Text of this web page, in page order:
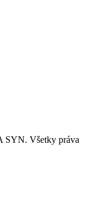
SYN. Všetky práva